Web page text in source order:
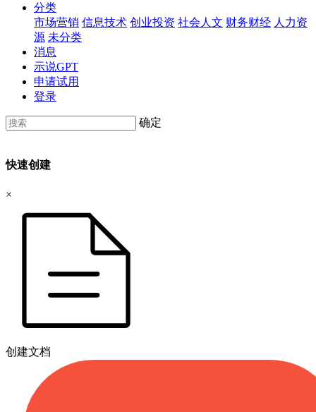
分类
市场营销 信息技术 创业投资 社会人文 财务财经 人力资
源 未分类
消息
示说GPT
申请试用
登录
确定
快速创建
×
创建文档